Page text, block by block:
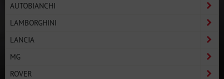
AUTOBIANCHI
LAMBORGHINI
LANCIA
MG
ROVER